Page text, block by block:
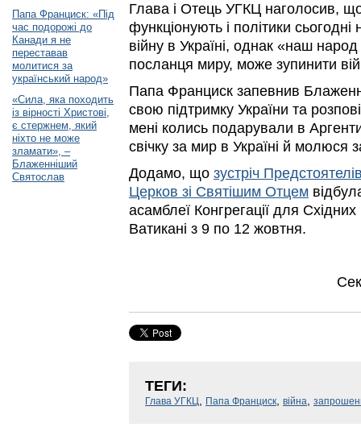
Папа Франциск: «Під
час подорожі до
Канади я не
переставав
молитися за
український народ»
«Сила, яка походить
із вірності Христові,
є стержнем, який
ніхто не може
зламати», –
Блаженніший
Святослав
Глава і Отець УГКЦ наголосив,
функціонують і політики
війну в Україні, однак «наш
посланця миру, може зупинити
Папа Франциск запевнив
свою підтримку України та
мені колись подарували в
свічку за мир в Україні й молюся
Додамо, що зустріч
Церков зі Святішим Отцем
асамблеї Конгрегації для
Ватикані з 9 по 12 жовтня.
ТЕГИ:
Глава УГКЦ Папа Франциск війна